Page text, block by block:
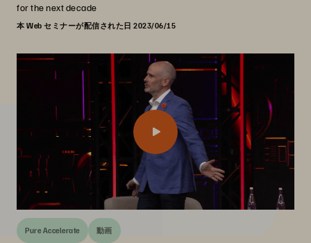
for the next decade
本 Web セミナーが配信された日 2023/06/15
Pure Accelerate 動画